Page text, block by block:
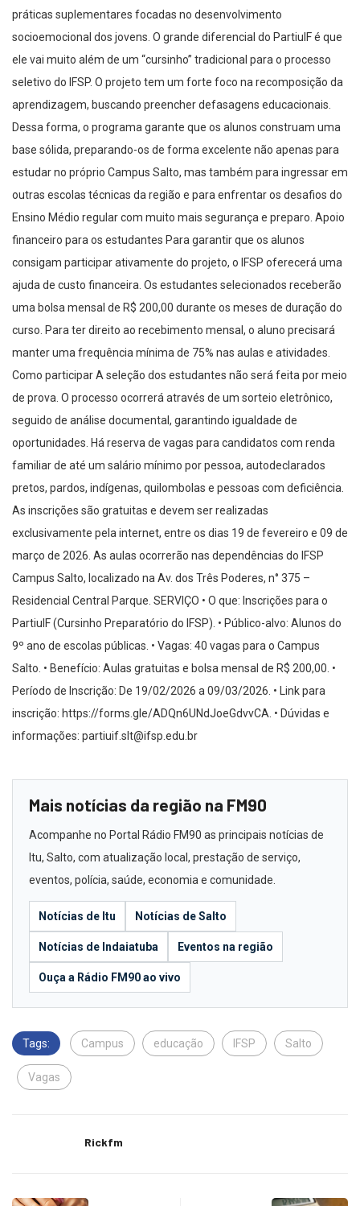
práticas suplementares focadas no desenvolvimento
socioemocional dos jovens. O grande diferencial do PartiuIF é que
ele vai muito além de um “cursinho” tradicional para o processo
seletivo do IFSP. O projeto tem um forte foco na recomposição da
aprendizagem, buscando preencher defasagens educacionais.
Dessa forma, o programa garante que os alunos construam uma
base sólida, preparando-os de forma excelente não apenas para
estudar no próprio Campus Salto, mas também para ingressar em
outras escolas técnicas da região e para enfrentar os desafios do
Ensino Médio regular com muito mais segurança e preparo. Apoio
financeiro para os estudantes Para garantir que os alunos
consigam participar ativamente do projeto, o IFSP oferecerá uma
ajuda de custo financeira. Os estudantes selecionados receberão
uma bolsa mensal de R$ 200,00 durante os meses de duração do
curso. Para ter direito ao recebimento mensal, o aluno precisará
manter uma frequência mínima de 75% nas aulas e atividades.
Como participar A seleção dos estudantes não será feita por meio
de prova. O processo ocorrerá através de um sorteio eletrônico,
seguido de análise documental, garantindo igualdade de
oportunidades. Há reserva de vagas para candidatos com renda
familiar de até um salário mínimo por pessoa, autodeclarados
pretos, pardos, indígenas, quilombolas e pessoas com deficiência.
As inscrições são gratuitas e devem ser realizadas
exclusivamente pela internet, entre os dias 19 de fevereiro e 09 de
março de 2026. As aulas ocorrerão nas dependências do IFSP
Campus Salto, localizado na Av. dos Três Poderes, n° 375 –
Residencial Central Parque. SERVIÇO • O que: Inscrições para o
PartiuIF (Cursinho Preparatório do IFSP). • Público-alvo: Alunos do
9º ano de escolas públicas. • Vagas: 40 vagas para o Campus
Salto. • Benefício: Aulas gratuitas e bolsa mensal de R$ 200,00. •
Período de Inscrição: De 19/02/2026 a 09/03/2026. • Link para
inscrição: https://forms.gle/ADQn6UNdJoeGdvvCA. • Dúvidas e
informações: partiuif.slt@ifsp.edu.br
Mais notícias da região na FM90
Acompanhe no Portal Rádio FM90 as principais notícias de
Itu, Salto, com atualização local, prestação de serviço,
eventos, polícia, saúde, economia e comunidade.
Notícias de Itu Notícias de Salto
Notícias de Indaiatuba Eventos na região
Ouça a Rádio FM90 ao vivo
Tags: Campus educação IFSP Salto
Vagas
Rickfm